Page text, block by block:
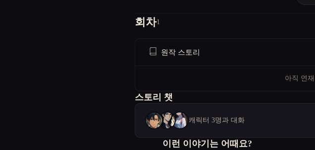
회차1
원작 스토리
아직 연
스토리 챗
캐릭터 3명과 대화
이런 이야기는 어때요?